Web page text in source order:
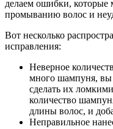
делаем ошибки, которые
промыванию волос и
Вот несколько
исправления:
Неверное
много шампуня, вы
сделать их
количество
длины волос, и
Неправильное